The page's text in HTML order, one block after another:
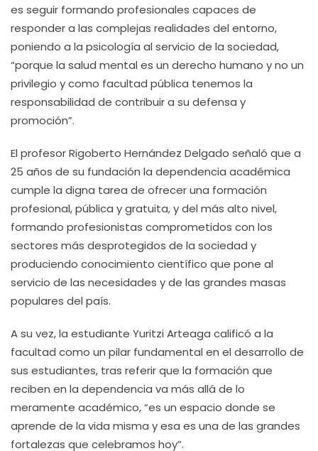
es seguir formando profesionales capaces de
responder a las complejas realidades del entorno,
poniendo a la psicología al servicio de la sociedad,
“porque la salud mental es un derecho humano y no un
privilegio y como facultad pública tenemos la
responsabilidad de contribuir a su defensa y
promoción”.
El profesor Rigoberto Hernández Delgado señaló que a
25 años de su fundación la dependencia académica
cumple la digna tarea de ofrecer una formación
profesional, pública y gratuita, y del más alto nivel,
formando profesionistas comprometidos con los
sectores más desprotegidos de la sociedad y
produciendo conocimiento científico que pone al
servicio de las necesidades y de las grandes masas
populares del país.
A su vez, la estudiante Yuritzi Arteaga calificó a la
facultad como un pilar fundamental en el desarrollo de
sus estudiantes, tras referir que la formación que
reciben en la dependencia va más allá de lo
meramente académico, “es un espacio donde se
aprende de la vida misma y esa es una de las grandes
fortalezas que celebramos hoy”.